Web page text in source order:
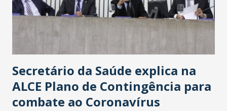
Secretário da Saúde explica na
ALCE Plano de Contingência para
combate ao Coronavírus